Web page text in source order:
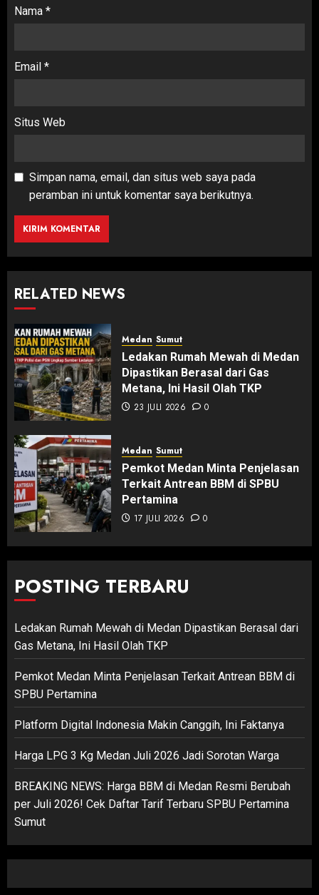
Nama *
Email *
Situs Web
Simpan nama, email, dan situs web saya pada
peramban ini untuk komentar saya berikutnya.
RELATED NEWS
Medan Sumut
Ledakan Rumah Mewah di Medan
Dipastikan Berasal dari Gas
Metana, Ini Hasil Olah TKP
23 JULI 2026 0
Medan Sumut
Pemkot Medan Minta Penjelasan
Terkait Antrean BBM di SPBU
Pertamina
17 JULI 2026 0
POSTING TERBARU
Ledakan Rumah Mewah di Medan Dipastikan Berasal dari
Gas Metana, Ini Hasil Olah TKP
Pemkot Medan Minta Penjelasan Terkait Antrean BBM di
SPBU Pertamina
Platform Digital Indonesia Makin Canggih, Ini Faktanya
Harga LPG 3 Kg Medan Juli 2026 Jadi Sorotan Warga
BREAKING NEWS: Harga BBM di Medan Resmi Berubah
per Juli 2026! Cek Daftar Tarif Terbaru SPBU Pertamina
Sumut